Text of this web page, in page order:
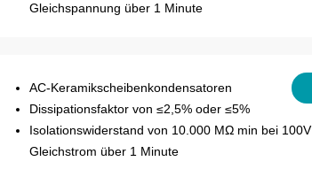
Gleichspannung über 1 Minute
AC-Keramikscheibenkondensatoren
Dissipationsfaktor von ≤2,5% oder ≤5%
Isolationswiderstand von 10.000 MΩ min bei 100V
Gleichstrom über 1 Minute